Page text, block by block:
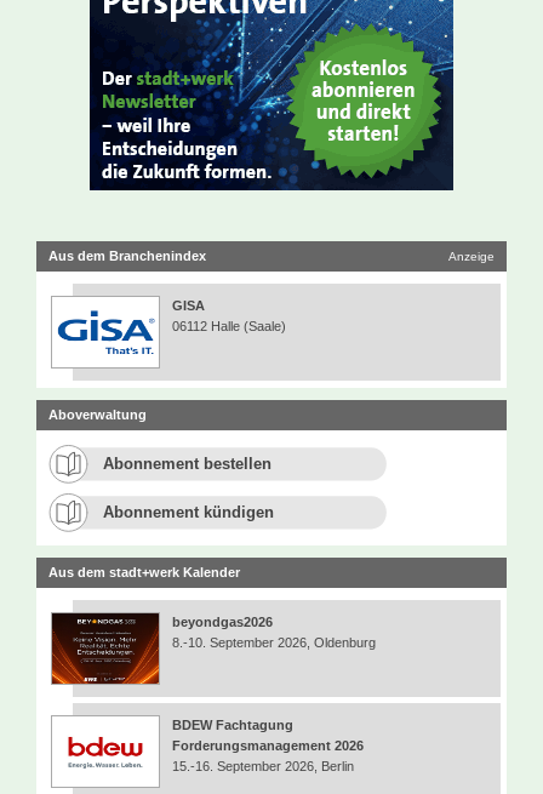
Aus dem Branchenindex Anzeige
GISA
06112 Halle (Saale)
Aboverwaltung
Abonnement bestellen
Abonnement kündigen
Aus dem stadt+werk Kalender
beyondgas2026
8.-10. September 2026, Oldenburg
BDEW Fachtagung
Forderungsmanagement 2026
15.-16. September 2026, Berlin